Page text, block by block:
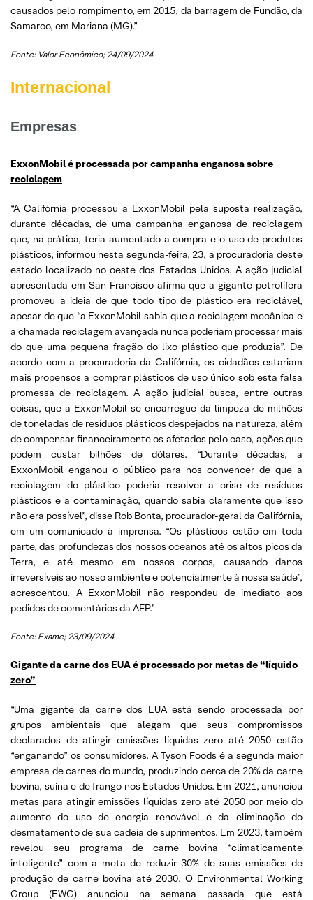
causados pelo rompimento, em 2015, da barragem de Fundão, da
Samarco, em Mariana (MG).”
Fonte: Valor Econômico; 24/09/2024
Internacional
Empresas
ExxonMobil é processada por campanha enganosa sobre
reciclagem
“A Califórnia processou a ExxonMobil pela suposta realização,
durante décadas, de uma campanha enganosa de reciclagem
que, na prática, teria aumentado a compra e o uso de produtos
plásticos, informou nesta segunda-feira, 23, a procuradoria deste
estado localizado no oeste dos Estados Unidos. A ação judicial
apresentada em San Francisco afirma que a gigante petrolífera
promoveu a ideia de que todo tipo de plástico era reciclável,
apesar de que “a ExxonMobil sabia que a reciclagem mecânica e
a chamada reciclagem avançada nunca poderiam processar mais
do que uma pequena fração do lixo plástico que produzia”. De
acordo com a procuradoria da Califórnia, os cidadãos estariam
mais propensos a comprar plásticos de uso único sob esta falsa
promessa de reciclagem. A ação judicial busca, entre outras
coisas, que a ExxonMobil se encarregue da limpeza de milhões
de toneladas de resíduos plásticos despejados na natureza, além
de compensar financeiramente os afetados pelo caso, ações que
podem custar bilhões de dólares. “Durante décadas, a
ExxonMobil enganou o público para nos convencer de que a
reciclagem do plástico poderia resolver a crise de resíduos
plásticos e a contaminação, quando sabia claramente que isso
não era possível”, disse Rob Bonta, procurador-geral da Califórnia,
em um comunicado à imprensa. “Os plásticos estão em toda
parte, das profundezas dos nossos oceanos até os altos picos da
Terra, e até mesmo em nossos corpos, causando danos
irreversíveis ao nosso ambiente e potencialmente à nossa saúde”,
acrescentou. A ExxonMobil não respondeu de imediato aos
pedidos de comentários da AFP.”
Fonte: Exame; 23/09/2024
Gigante da carne dos EUA é processado por metas de “líquido
zero”
“Uma gigante da carne dos EUA está sendo processada por
grupos ambientais que alegam que seus compromissos
declarados de atingir emissões líquidas zero até 2050 estão
“enganando” os consumidores. A Tyson Foods é a segunda maior
empresa de carnes do mundo, produzindo cerca de 20% da carne
bovina, suína e de frango nos Estados Unidos. Em 2021, anunciou
metas para atingir emissões líquidas zero até 2050 por meio do
aumento do uso de energia renovável e da eliminação do
desmatamento de sua cadeia de suprimentos. Em 2023, também
revelou seu programa de carne bovina “climaticamente
inteligente” com a meta de reduzir 30% de suas emissões de
produção de carne bovina até 2030. O Environmental Working
Group (EWG) anunciou na semana passada que está